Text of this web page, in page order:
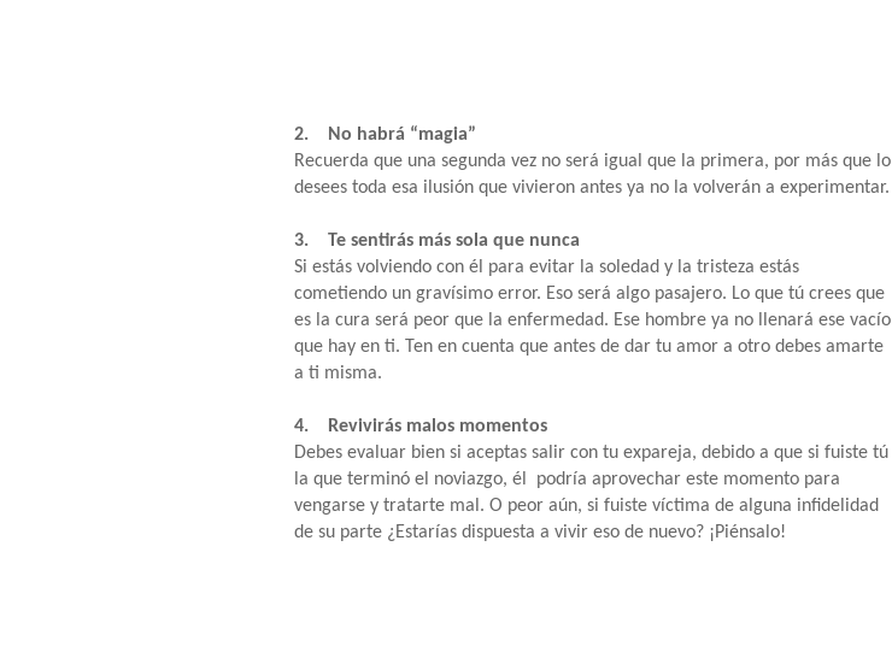
2. No habrá “magia”
Recuerda que una segunda vez no será igual que la primera, por más que lo
desees toda esa ilusión que vivieron antes ya no la volverán a experimentar.
3. Te sentirás más sola que nunca
Si estás volviendo con él para evitar la soledad y la tristeza estás
cometiendo un gravísimo error. Eso será algo pasajero. Lo que tú crees que
es la cura será peor que la enfermedad. Ese hombre ya no llenará ese vacío
que hay en ti. Ten en cuenta que antes de dar tu amor a otro debes amarte
a ti misma.
4. Revivirás malos momentos
Debes evaluar bien si aceptas salir con tu expareja, debido a que si fuiste tú
la que terminó el noviazgo, él podría aprovechar este momento para
vengarse y tratarte mal. O peor aún, si fuiste víctima de alguna infidelidad
de su parte ¿Estarías dispuesta a vivir eso de nuevo? ¡Piénsalo!